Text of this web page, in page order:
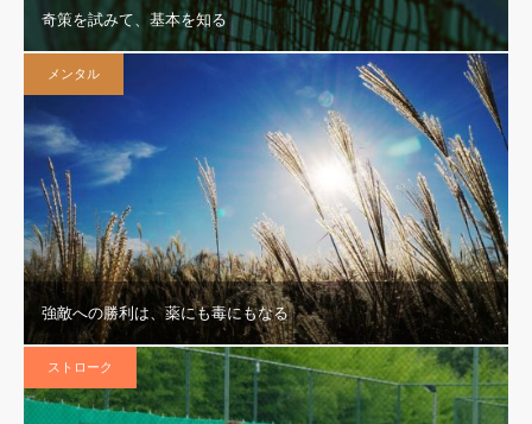
奇策を試みて、基本を知る
メンタル
強敵への勝利は、薬にも毒にもなる
ストローク